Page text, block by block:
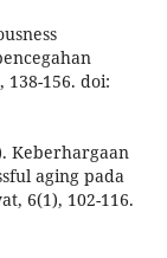
156. doi:
Keberhargaan
aging pada
6(1), 102-116.